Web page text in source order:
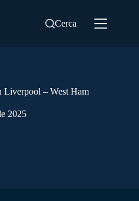
Cerca
Liverpool – West Ham
2025